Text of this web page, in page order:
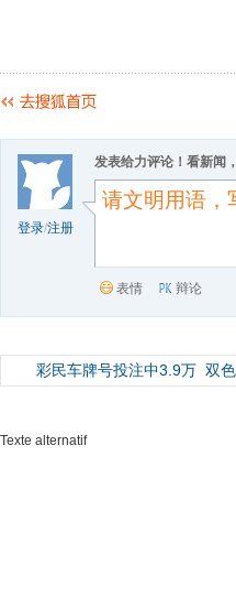
登录/注册
发表给力评论！看新闻
表情 辩论
彩民车牌号投注中3.9万 双
Texte alternatif